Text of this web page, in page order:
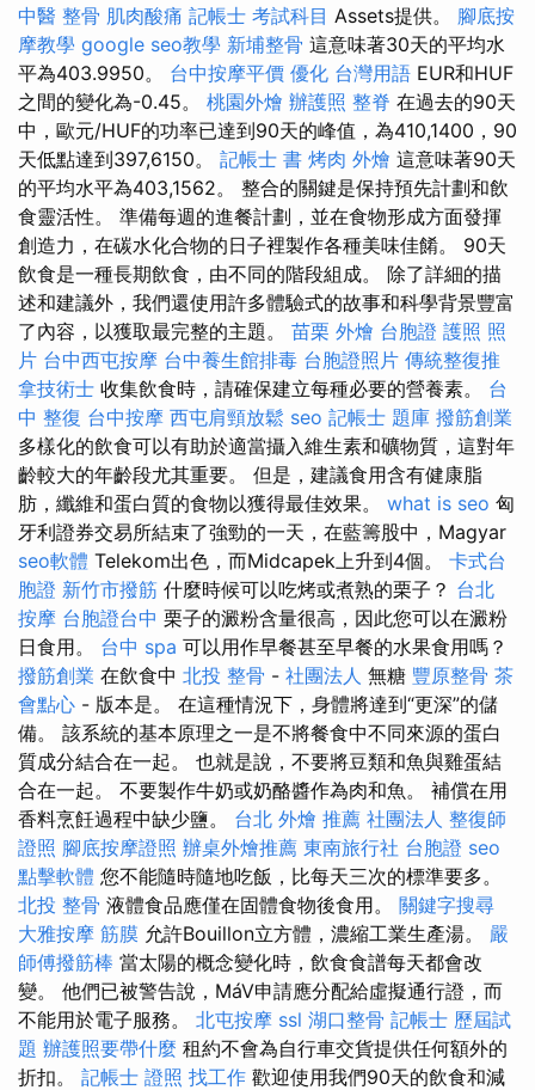
中醫 整骨 肌肉酸痛 記帳士 考試科目 Assets提供。 腳底按
摩教學 google seo教學 新埔整骨 這意味著30天的平均水
平為403.9950。 台中按摩平價 優化 台灣用語 EUR和HUF
之間的變化為-0.45。 桃園外燴 辦護照 整脊 在過去的90天
中，歐元/HUF的功率已達到90天的峰值，為410,1400，90
天低點達到397,6150。 記帳士 書 烤肉 外燴 這意味著90天
的平均水平為403,1562。 整合的關鍵是保持預先計劃和飲
食靈活性。 準備每週的進餐計劃，並在食物形成方面發揮
創造力，在碳水化合物的日子裡製作各種美味佳餚。 90天
飲食是一種長期飲食，由不同的階段組成。 除了詳細的描
述和建議外，我們還使用許多體驗式的故事和科學背景豐富
了內容，以獲取最完整的主題。 苗栗 外燴 台胞證 護照 照
片 台中西屯按摩 台中養生館排毒 台胞證照片 傳統整復推
拿技術士 收集飲食時，請確保建立每種必要的營養素。 台
中 整復 台中按摩 西屯肩頸放鬆 seo 記帳士 題庫 撥筋創業
多樣化的飲食可以有助於適當攝入維生素和礦物質，這對年
齡較大的年齡段尤其重要。 但是，建議食用含有健康脂
肪，纖維和蛋白質的食物以獲得最佳效果。 what is seo 匈
牙利證券交易所結束了強勁的一天，在藍籌股中，Magyar
seo軟體 Telekom出色，而Midcapek上升到4個。 卡式台
胞證 新竹市撥筋 什麼時候可以吃烤或煮熟的栗子？ 台北
按摩 台胞證台中 栗子的澱粉含量很高，因此您可以在澱粉
日食用。 台中 spa 可以用作早餐甚至早餐的水果食用嗎？
撥筋創業 在飲食中 北投 整骨 - 社團法人 無糖 豐原整骨 茶
會點心 - 版本是。 在這種情況下，身體將達到“更深”的儲
備。 該系統的基本原理之一是不將餐食中不同來源的蛋白
質成分結合在一起。 也就是說，不要將豆類和魚與雞蛋結
合在一起。 不要製作牛奶或奶酪醬作為肉和魚。 補償在用
香料烹飪過程中缺少鹽。 台北 外燴 推薦 社團法人 整復師
證照 腳底按摩證照 辦桌外燴推薦 東南旅行社 台胞證 seo
點擊軟體 您不能隨時隨地吃飯，比每天三次的標準要多。
北投 整骨 液體食品應僅在固體食物後食用。 關鍵字搜尋
大雅按摩 筋膜 允許Bouillon立方體，濃縮工業生產湯。 嚴
師傅撥筋棒 當太陽的概念變化時，飲食食譜每天都會改
變。 他們已被警告說，MáV申請應分配給虛擬通行證，而
不能用於電子服務。 北屯按摩 ssl 湖口整骨 記帳士 歷屆試
題 辦護照要帶什麼 租約不會為自行車交貨提供任何額外的
折扣。 記帳士 證照 找工作 歡迎使用我們90天的飲食和減